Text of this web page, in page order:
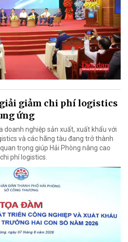
giảm chi phí logistics
ứng
doanh nghiệp sản xuất, xuất khẩu với
và các hãng tàu đang trở thành
trọng giúp Hải Phòng nâng cao
phí logistics.